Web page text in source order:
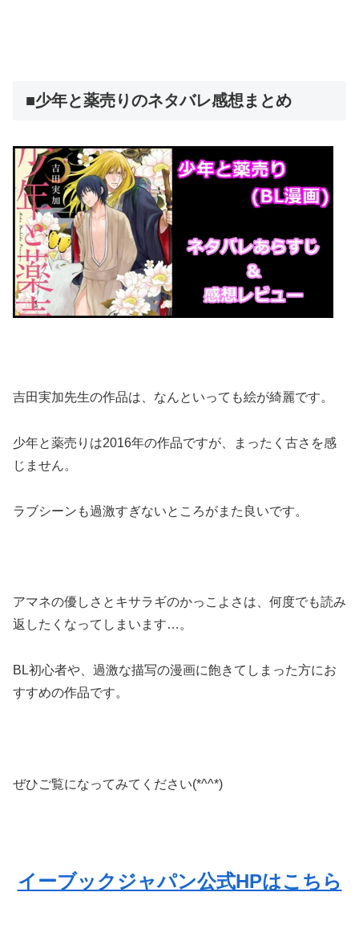
■少年と薬売りのネタバレ感想まとめ
吉田実加先生の作品は、なんといっても絵が綺麗です。
少年と薬売りは2016年の作品ですが、まったく古さを感
じません。
ラブシーンも過激すぎないところがまた良いです。
アマネの優しさとキサラギのかっこよさは、何度でも読み
返したくなってしまいます…。
BL初心者や、過激な描写の漫画に飽きてしまった方にお
すすめの作品です。
ぜひご覧になってみてください(*^^*)
イーブックジャパン公式HPはこちら